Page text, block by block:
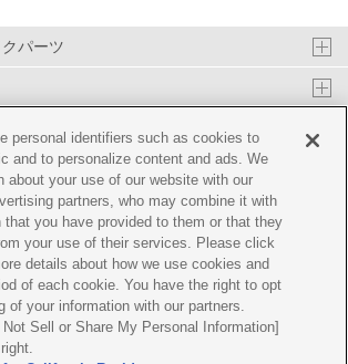
パーツ
テイメント
プライバシーポリシー Cookie ポリシー
personal identifiers such as cookies to
and to personalize content and ads. We
about your use of our website with our
partners, who may combine it with
that you have provided to them or that they
your use of their services. Please click
details about how we use cookies and
of each cookie. You have the right to opt
of your information with our partners.
Sell or Share My Personal Information]